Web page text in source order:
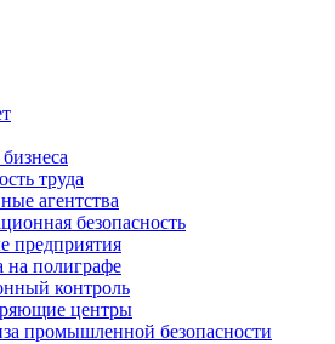
труда
агентства
безопасность
предприятия
полиграфе
контроль
центры
промышленной безопасности